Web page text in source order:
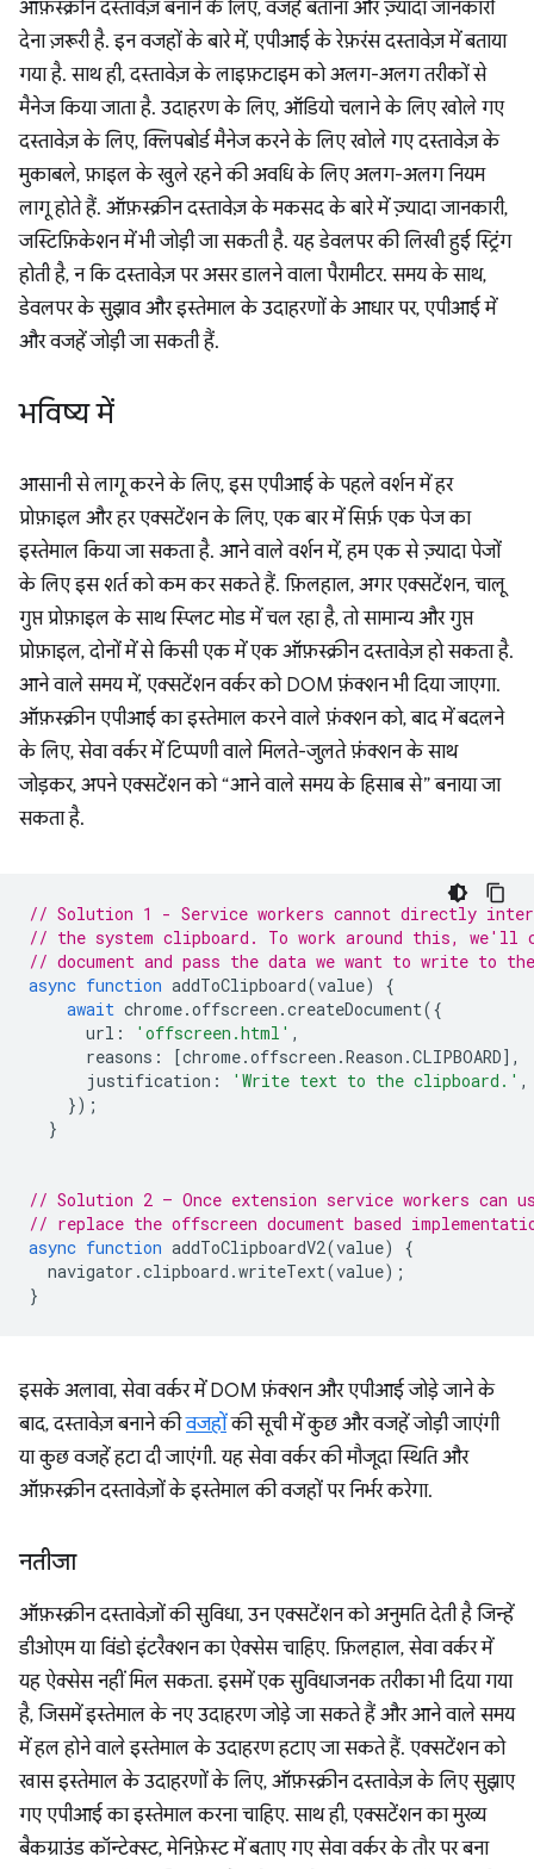
ऑफ़स्क्रीन दस्तावेज़ बनाने के लिए, वजहें बताना और ज़्यादा जानकारी
देना ज़रूरी है. इन वजहों के बारे में, एपीआई के रेफ़रंस दस्तावेज़ में बताया
गया है. साथ ही, दस्तावेज़ के लाइफ़टाइम को अलग-अलग तरीकों से
मैनेज किया जाता है. उदाहरण के लिए, ऑडियो चलाने के लिए खोले गए
दस्तावेज़ के लिए, क्लिपबोर्ड मैनेज करने के लिए खोले गए दस्तावेज़ के
मुकाबले, फ़ाइल के खुले रहने की अवधि के लिए अलग-अलग नियम
लागू होते हैं. ऑफ़स्क्रीन दस्तावेज़ के मकसद के बारे में ज़्यादा जानकारी,
जस्टिफ़िकेशन में भी जोड़ी जा सकती है. यह डेवलपर की लिखी हुई स्ट्रिंग
होती है, न कि दस्तावेज़ पर असर डालने वाला पैरामीटर. समय के साथ,
डेवलपर के सुझाव और इस्तेमाल के उदाहरणों के आधार पर, एपीआई में
और वजहें जोड़ी जा सकती हैं.
भविष्य में
आसानी से लागू करने के लिए, इस एपीआई के पहले वर्शन में हर
प्रोफ़ाइल और हर एक्सटेंशन के लिए, एक बार में सिर्फ़ एक पेज का
इस्तेमाल किया जा सकता है. आने वाले वर्शन में, हम एक से ज़्यादा पेजों
के लिए इस शर्त को कम कर सकते हैं. फ़िलहाल, अगर एक्सटेंशन, चालू
गुप्त प्रोफ़ाइल के साथ स्प्लिट मोड में चल रहा है, तो सामान्य और गुप्त
प्रोफ़ाइल, दोनों में से किसी एक में एक ऑफ़स्क्रीन दस्तावेज़ हो सकता है.
आने वाले समय में, एक्सटेंशन वर्कर को DOM फ़ंक्शन भी दिया जाएगा.
ऑफ़स्क्रीन एपीआई का इस्तेमाल करने वाले फ़ंक्शन को, बाद में बदलने
के लिए, सेवा वर्कर में टिप्पणी वाले मिलते-जुलते फ़ंक्शन के साथ
जोड़कर, अपने एक्सटेंशन को “आने वाले समय के हिसाब से” बनाया जा
सकता है.
// Solution 1 - Service workers cannot directly
// the system clipboard. To work around this, we'll
// document and pass the data we want to write to
async function addToClipboard(value)
{
await chrome.offscreen .createDocument({
url : 'offscreen.html' ,
reasons : [chrome.offscreen .Reason .CLIPBOARD],
justification : 'Write text to the clipboard.' ,
});
}
// Solution 2 – Once extension service workers can
// replace the offscreen document based
async function addToClipboardV2(value)
{
navigator .clipboard .writeText(value);
}
इसके अलावा, सेवा वर्कर में DOM फ़ंक्शन और एपीआई जोड़े जाने के
बाद, दस्तावेज़ बनाने कीवजहोंकी सूची में कुछ और वजहें जोड़ी जाएंगी
या कुछ वजहें हटा दी जाएंगी. यह सेवा वर्कर की मौजूदा स्थिति और
ऑफ़स्क्रीन दस्तावेज़ों के इस्तेमाल की वजहों पर निर्भर करेगा.
नतीजा
ऑफ़स्क्रीन दस्तावेज़ों की सुविधा, उन एक्सटेंशन को अनुमति देती है जिन्हें
डीओएम या विंडो इंटरैक्शन का ऐक्सेस चाहिए. फ़िलहाल, सेवा वर्कर में
यह ऐक्सेस नहीं मिल सकता. इसमें एक सुविधाजनक तरीका भी दिया गया
है, जिसमें इस्तेमाल के नए उदाहरण जोड़े जा सकते हैं और आने वाले समय
में हल होने वाले इस्तेमाल के उदाहरण हटाए जा सकते हैं. एक्सटेंशन को
खास इस्तेमाल के उदाहरणों के लिए, ऑफ़स्क्रीन दस्तावेज़ के लिए सुझाए
गए एपीआई का इस्तेमाल करना चाहिए. साथ ही, एक्सटेंशन का मुख्य
बैकग्राउंड कॉन्टेक्स्ट, मेनिफ़ेस्ट में बताए गए सेवा वर्कर के तौर पर बना